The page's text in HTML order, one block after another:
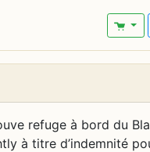
refuge à bord du
à titre d’indemnité